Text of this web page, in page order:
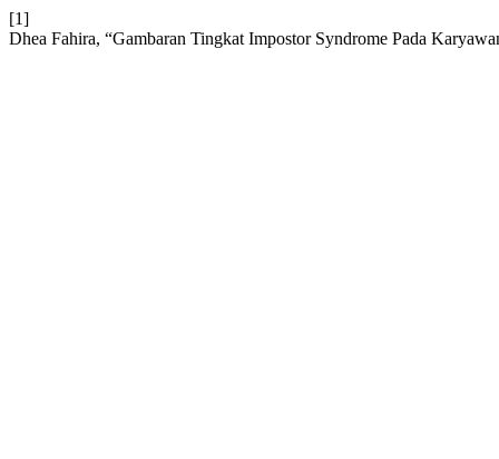
[1]
Dhea Fahira, “Gambaran Tingkat Impostor Syndrome Pada